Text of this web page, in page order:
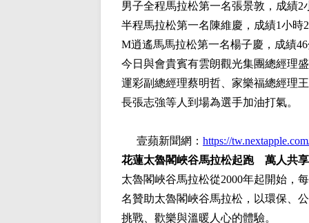
男子全程馬拉松第一名張景敦，成績2
半程馬拉松第一名陳維慶，成績1小時
M逍遙馬馬拉松第一名楊子慶，成績
今日與會貴賓有雲朗觀光集團總經理
運彩副總經理蔡明哲、家樂福總經理
長張志強等人到場為選手加油打氣。
壹蘋新聞網： https://
花蓮太魯閣峽谷馬拉松起跑 萬人共
太魯閣峽谷馬拉松從2000年起開始，
名贊助太魯閣峽谷馬拉松，以環保、
挑戰、歡樂與溫暖人心的體驗。